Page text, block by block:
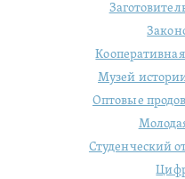
Музей
Оптовые
Студенческий